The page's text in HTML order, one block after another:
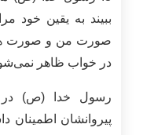
ببیند به یقین خود
صورت من و صورت
در خواب ظاهر
رسول خدا (ص) در
پیروانشان اطمینان